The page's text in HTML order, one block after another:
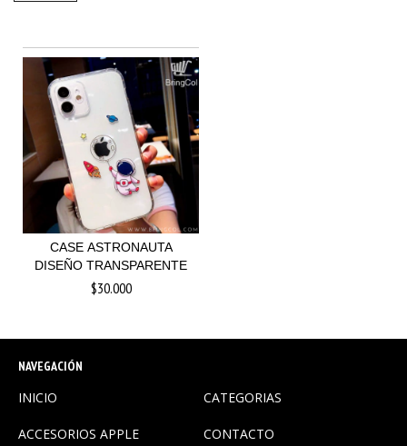
CASE ASTRONAUTA
DISEÑO TRANSPARENTE
$30.000
NAVEGACIÓN
INICIO CATEGORIAS
ACCESORIOS APPLE CONTACTO